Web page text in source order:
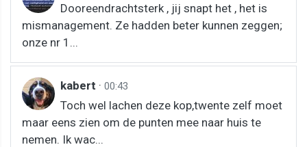
Dooreendrachtsterk , jij snapt het , het is
mismanagement. Ze hadden beter kunnen zeggen;
onze nr 1...
kabert · 00:43
Toch wel lachen deze kop,twente zelf moet
maar eens zien om de punten mee naar huis te
nemen. Ik wac...